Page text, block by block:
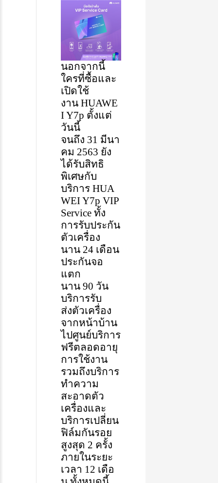
นอกจากนี้
ใครที่ซื้อและ
เปิดใช้
งาน HUAWE
I Y7p ตั้งแต่
วันนี้
จนถึง 31 มีนา
คม 2563 ยัง
ได้รับสิทธิ
พิเศษกับ
บริการ HUA
WEI Y7p VIP
Service ทั้ง
การรับประกัน
ตัวเครื่อง
นาน 24 เดือน
ประกันจอ
แตก
นาน 90 วัน
บริการรับ
ส่งตัวเครื่อง
จากหน้าบ้าน
ไปศูนย์บริการ
ฟรีตลอดอายุ
การใช้งาน
รวมถึงบริการ
ทำความ
สะอาดตัว
เครื่องและ
บริการเปลี่ยน
ฟิล์มกันรอย
สูงสุด 2 ครั้ง
ภายในระยะ
เวลา 12 เดือ